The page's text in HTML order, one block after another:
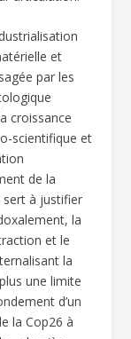
et
par les
croissance
scientifique et
de la
sert à justifier
la
et le
la
une limite
d’un
la Cop26 à